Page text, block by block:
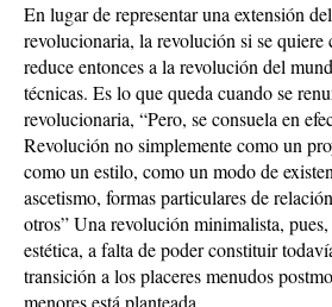
En lugar de representar una extensión
revolucionaria, la revolución si se quiere
reduce entonces a la revolución del
técnicas. Es lo que queda cuando se
revolucionaria, “Pero, se consuela en
Revolución no simplemente como un
como un estilo, como un modo de
ascetismo, formas particulares de
otros” Una revolución minimalista,
estética, a falta de poder constituir
transición a los placeres menudos
menores está planteada.